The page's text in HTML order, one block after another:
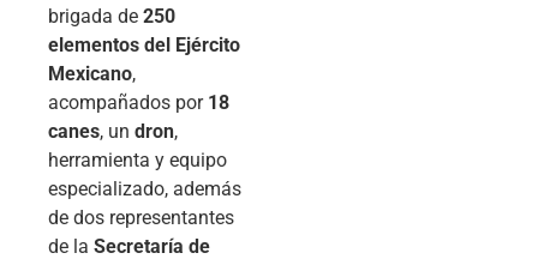
brigada de 250
elementos del Ejército
Mexicano,
acompañados por 18
canes, un dron,
herramienta y equipo
especializado, además
de dos representantes
de la Secretaría de